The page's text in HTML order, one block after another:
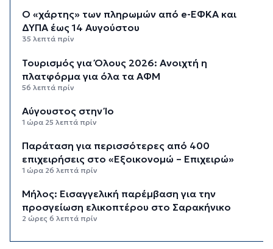
Ο «χάρτης» των πληρωμών από e-ΕΦΚΑ και
ΔΥΠΑ έως 14 Αυγούστου
35 λεπτά πρίν
Τουρισμός για Όλους 2026: Ανοιχτή η
πλατφόρμα για όλα τα ΑΦΜ
56 λεπτά πρίν
Αύγουστος στην Ίο
1 ώρα 25 λεπτά πρίν
Παράταση για περισσότερες από 400
επιχειρήσεις στο «Εξοικονομώ – Επιχειρώ»
1 ώρα 26 λεπτά πρίν
Μήλος: Εισαγγελική παρέμβαση για την
προσγείωση ελικοπτέρου στο Σαρακήνικο
2 ώρες 6 λεπτά πρίν
Οι εκδηλώσεις του «Φεστιβάλ Στρογγύλη On